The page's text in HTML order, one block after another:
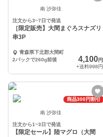
南 沙弥佳
注文から3~7日で発送
［限定販売】大間まぐろスナズリ
串3P
青森県下北郡大間町
2パックで260g前後
4,100円
+送料998円
商品300円割引
南 沙弥佳
注文から1~3日で発送
【限定セール】陸マグロ（大間